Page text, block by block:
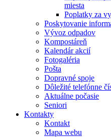
miesta
Poplatky za
Poskytovanie
Vývoz odpadov
Kompostáreň
Kalendár akcií
Fotogaléria
Pošta
Dopravné spoje
Dôležité telefónne
Aktuálne počasie
Seniori
Kontakty
Kontakt
Mapa webu